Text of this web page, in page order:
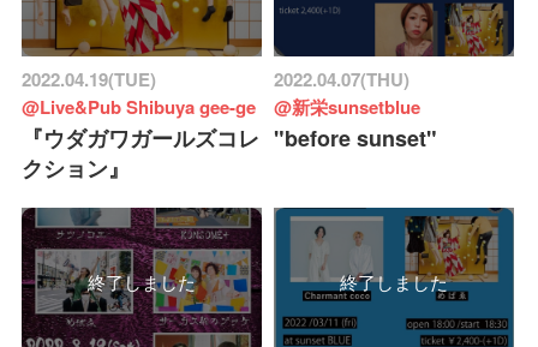
2022.04.19(TUE)
@Live&Pub Shibuya gee-ge
『ウダガワガールズコレ
クション』
2022.04.07(THU)
@新栄sunsetblue
"before sunset"
終了しました 終了しました